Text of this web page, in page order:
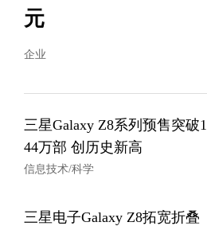
元
企业
三星Galaxy Z8系列预售突破1
44万部 创历史新高
信息技术/科学
三星电子Galaxy Z8拓宽折叠